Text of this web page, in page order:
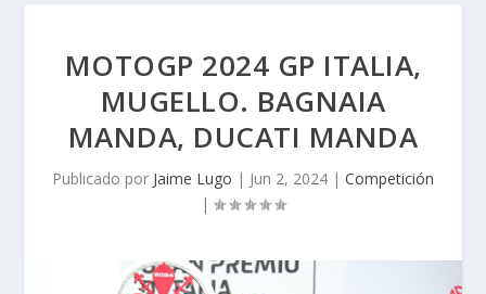
MOTOGP 2024 GP ITALIA,
MUGELLO. BAGNAIA
MANDA, DUCATI MANDA
Publicado por Jaime Lugo | Jun 2, 2024 | Competición
|